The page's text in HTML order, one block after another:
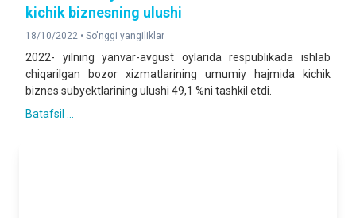
kichik biznesning ulushi
18/10/2022 • So'nggi yangiliklar
2022- yilning yanvar-avgust oylarida respublikada ishlab
chiqarilgan bozor xizmatlarining umumiy hajmida kichik
biznes subyektlarining ulushi 49,1 %ni tashkil etdi.
Batafsil ...